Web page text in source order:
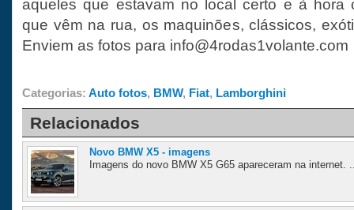
aqueles que estavam no local certo e à hora
que vêm na rua, os maquinões, clássicos,
Enviem as fotos para info@4rodas1volante.com
Categorias: Auto fotos, BMW, Fiat, Lamborghini
Relacionados
Novo BMW X5 - imagens
Imagens do novo BMW X5 G65 apareceram na internet.